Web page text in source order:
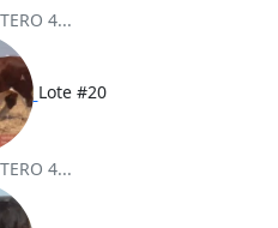
4...
Lote #20
4...